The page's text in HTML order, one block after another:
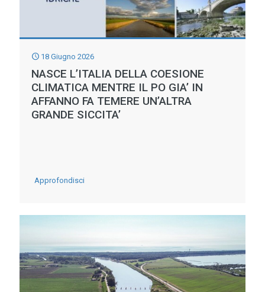
Po
18 Giugno 2026
NASCE L’ITALIA DELLA COESIONE
CLIMATICA MENTRE IL PO GIA’ IN
AFFANNO FA TEMERE UN’ALTRA
GRANDE SICCITA’
Approfondisci-
L’ITALIA
COESIONE
CLIMATICA
MENTRE